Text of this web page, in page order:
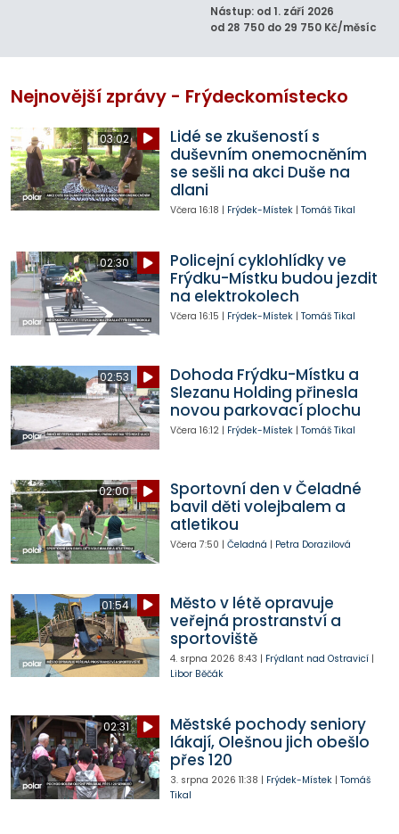
Nástup: od 1. září 2026
od 28 750 do 29 750 Kč/měsíc
Nejnovější zprávy - Frýdeckomístecko
03:02
Lidé se zkušeností s
duševním onemocněním
se sešli na akci Duše na
dlani
Včera 16:18 | Frýdek-Místek| Tomáš Tikal
02:30
Policejní cyklohlídky ve
Frýdku-Místku budou jezdit
na elektrokolech
Včera 16:15 | Frýdek-Místek| Tomáš Tikal
02:53
Dohoda Frýdku-Místku a
Slezanu Holding přinesla
novou parkovací plochu
Včera 16:12| Frýdek-Místek| Tomáš Tikal
02:00
Sportovní den v Čeladné
bavil děti volejbalem a
atletikou
Včera 7:50 | Čeladná | Petra Dorazilová
01:54
Město v létě opravuje
veřejná prostranství a
sportoviště
4. srpna 2026 8:43 | Frýdlant nad Ostravicí|
Libor Běčák
02:31
Městské pochody seniory
lákají, Olešnou jich obešlo
přes 120
3. srpna 2026 11:38 | Frýdek-Místek| Tomáš
Tikal